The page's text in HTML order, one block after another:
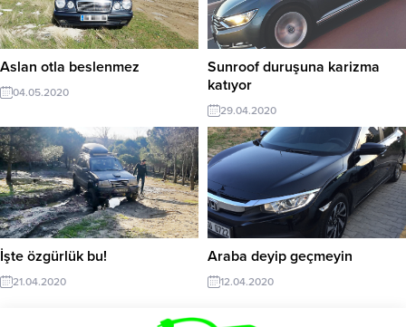
Aslan otla beslenmez
04.05.2020
Sunroof duruşuna karizma
katıyor
29.04.2020
İşte özgürlük bu!
21.04.2020
Araba deyip geçmeyin
12.04.2020